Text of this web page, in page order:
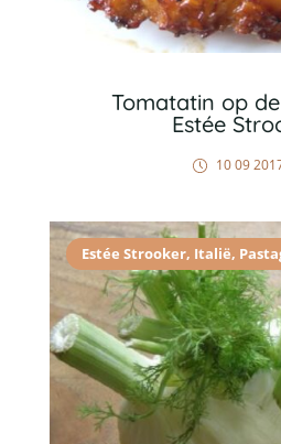
Tomatatin op
Estée
10 09
Estée Strooker, Italië,